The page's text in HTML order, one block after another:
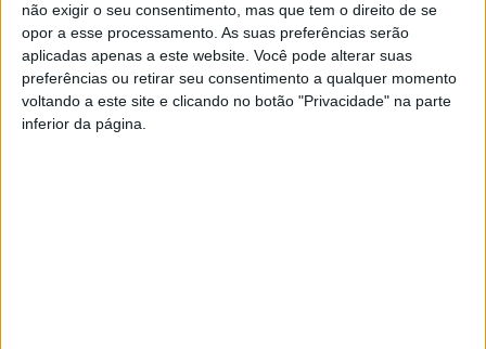
não exigir o seu consentimento, mas que tem o direito de se
opor a esse processamento. As suas preferências serão
aplicadas apenas a este website. Você pode alterar suas
preferências ou retirar seu consentimento a qualquer momento
voltando a este site e clicando no botão "Privacidade" na parte
inferior da página.
A
equipa Kelly/Simoldes/UDO, esteve em
destaque na etapa da Serra da Estrela. Luís
Gomes, integrou a escapada do dia e apenas
foi alcançado em plena subida à Torre.